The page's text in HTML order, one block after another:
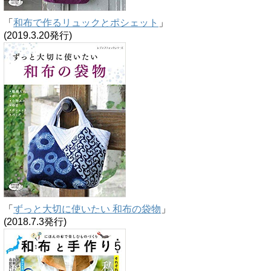
「 和布で作るリュックとポシェット 」
(2019.3.20発行)
「 ずっと大切に使いたい 和布の袋物 」
(2018.7.3発行)